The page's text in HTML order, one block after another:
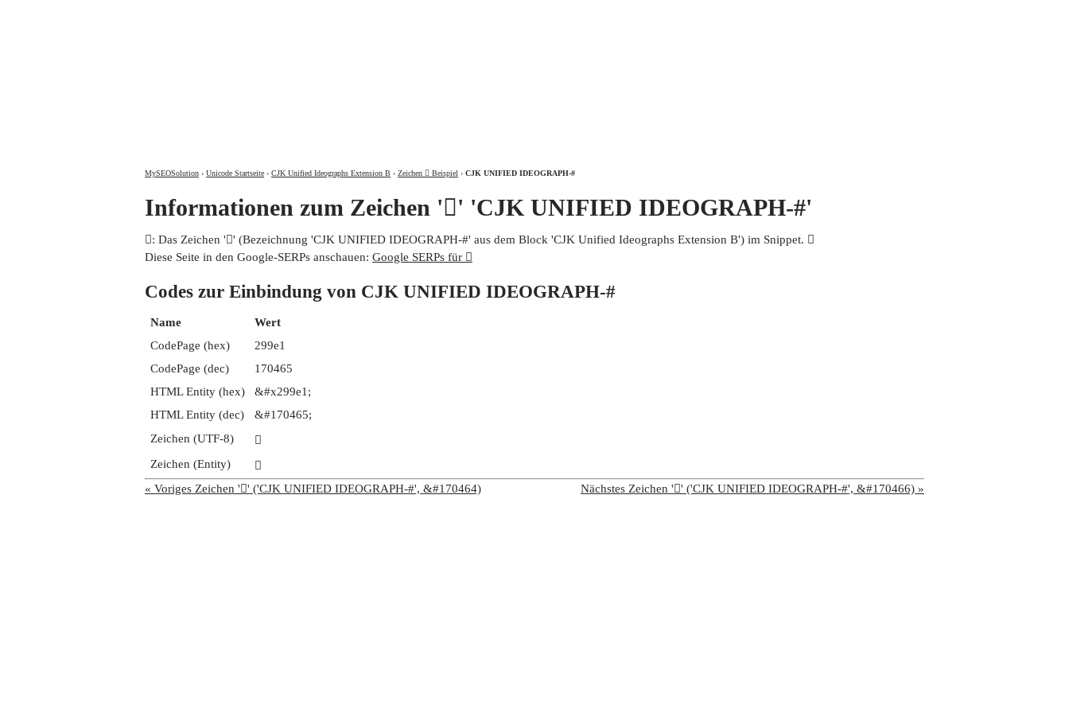
MySEOSolution › Unicode Startseite › CJK Unified Ideographs Extension B › Zeichen 𩧡 Beispiel › CJK UNIFIED IDEOGRAPH-#
Informationen zum Zeichen '𩧡' 'CJK UNIFIED IDEOGRAPH-#'
𩧡: Das Zeichen '𩧡' (Bezeichnung 'CJK UNIFIED IDEOGRAPH-#' aus dem Block 'CJK Unified Ideographs Extension B') im Snippet. 𩧡
Diese Seite in den Google-SERPs anschauen: Google SERPs für 𩧡
Codes zur Einbindung von CJK UNIFIED IDEOGRAPH-#
Name
Wert
CodePage (hex)
299e1
CodePage (dec)
170465
HTML Entity (hex)
&#x299e1;
HTML Entity (dec)
&#170465;
Zeichen (UTF-8)
𩧡
Zeichen (Entity)
𩧡
« Voriges Zeichen '𩧠' ('CJK UNIFIED IDEOGRAPH-#', &#170464)
Nächstes Zeichen '𩧢' ('CJK UNIFIED IDEOGRAPH-#', &#170466) »